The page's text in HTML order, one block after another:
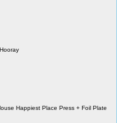
Happiest Place Press + Foil Plate